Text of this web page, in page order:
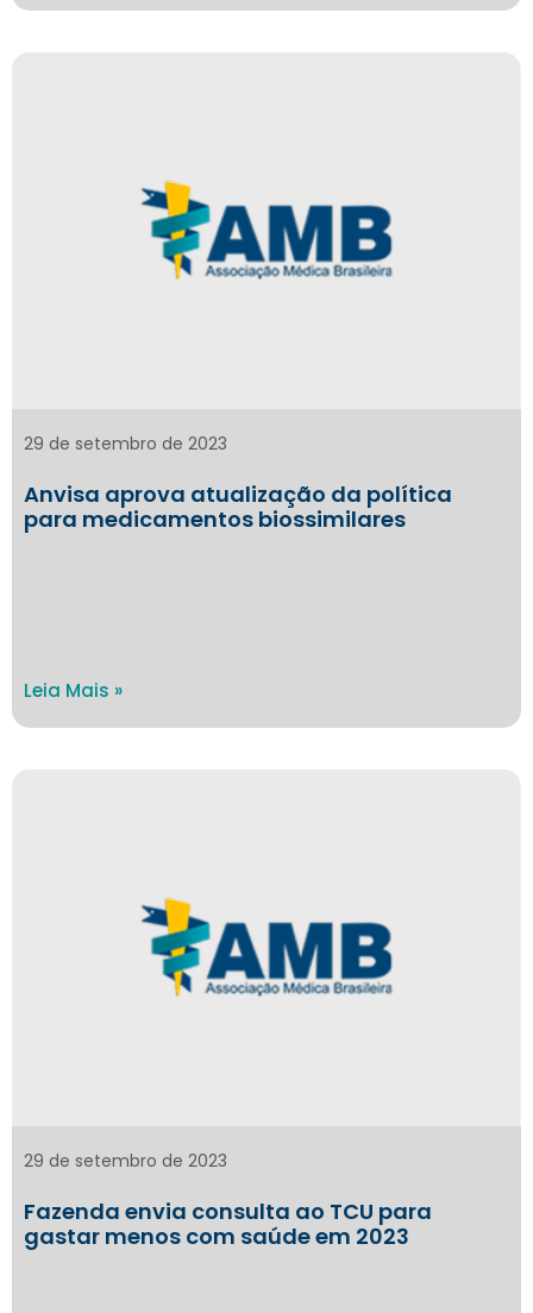
Anvisa aprova atualização da política
para medicamentos biossimilares
29 de setembro de 2023
Leia Mais »
Fazenda envia consulta ao TCU para
gastar menos com saúde em 2023
29 de setembro de 2023